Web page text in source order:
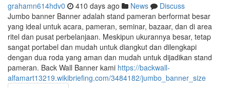
grahamn614hdv0 410 days ago News
Discuss
Jumbo banner Banner adalah stand pameran berformat besar
yang ideal untuk acara, pameran, seminar, bazaar, dan di area
ritel dan pusat perbelanjaan. Meskipun ukurannya besar, tetap
sangat portabel dan mudah untuk diangkut dan dilengkapi
dengan dua roda yang aman dan mudah untuk dijadikan stand
pameran. Back Wall Banner kami https://backwall-
alfamart13219.wikibriefing.com/3484182/jumbo_banner_size